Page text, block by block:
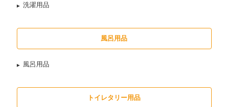
洗濯用品
風呂用品
風呂用品
トイレタリー用品